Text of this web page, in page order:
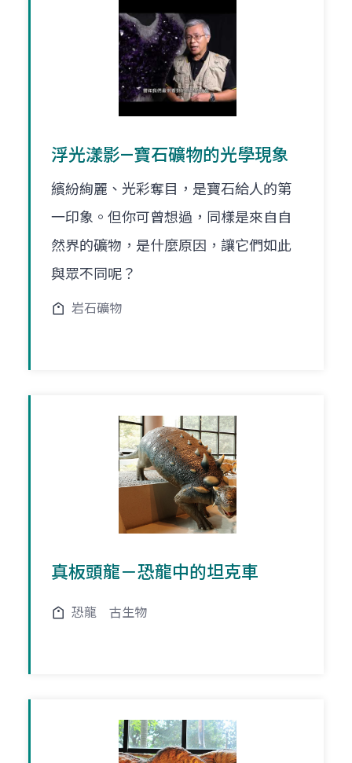
浮光漾影—寶石礦物的光學現象
繽紛絢麗、光彩奪目，是寶石給人的第
一印象。但你可曾想過，同樣是來自自
然界的礦物，是什麼原因，讓它們如此
與眾不同呢？
岩石礦物
真板頭龍－恐龍中的坦克車
恐龍 古生物